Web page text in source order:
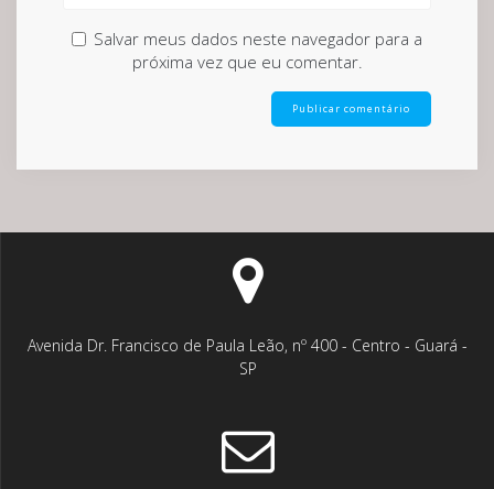
Salvar meus dados neste navegador para a
próxima vez que eu comentar.
Avenida Dr. Francisco de Paula Leão, nº 400 - Centro - Guará -
SP